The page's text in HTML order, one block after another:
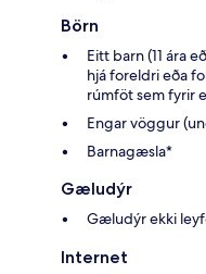
Börn
Eitt barn (11 ára
hjá foreldri eða
rúmföt sem fyrir
Engar vöggur
Barnagæsla*
Gæludýr
Gæludýr ekki
Internet